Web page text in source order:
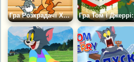
Гра Розкрадачі Холодильника